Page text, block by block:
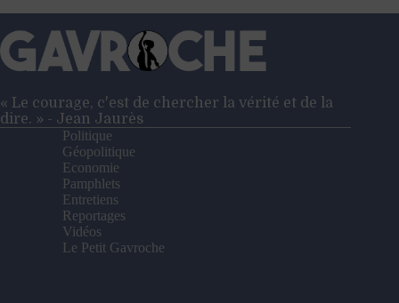
en
quête
de
sens
Entretien
avec
Gaspard
Koenig
« Le courage, c'est de chercher la vérité et de la
dire. » - Jean Jaurès
Politique
Géopolitique
Economie
Pamphlets
Entretiens
Reportages
Vidéos
Le Petit Gavroche